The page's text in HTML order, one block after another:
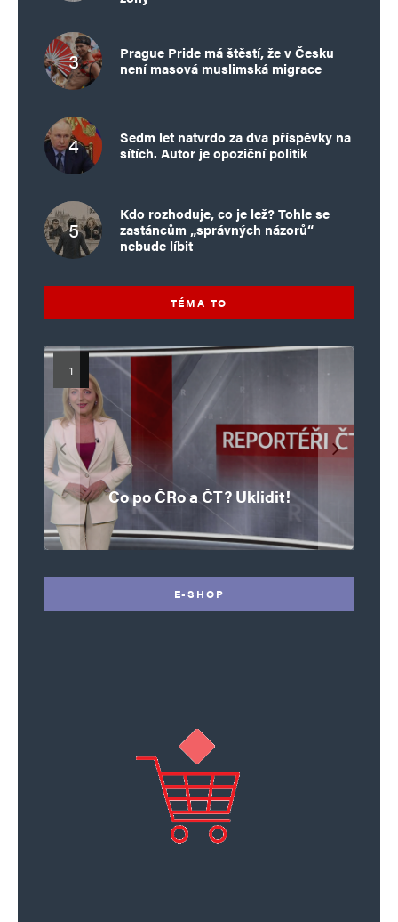
Prague Pride má štěstí, že v Česku
není masová muslimská migrace
Sedm let natvrdo za dva příspěvky na
sítích. Autor je opoziční politik
Kdo rozhoduje, co je lež? Tohle se
zastáncům „správných názorů“
nebude líbit
TÉMA TO
Co po ČRo a ČT? Uklidit!
Islamistický teror v EU, 6. díl:
Brutální poprava 85letého
katolického kněze Jacquese
Hamela
Islamistický teror v EU, 5. díl:
Krvavé oslavy pádu Bastily
v Nice
Mýty o Václavu Klausovi:
Pivo, jazz, hádky, loajalita
i humor. Jakl boří legendy
o bývalém prezidentovi
Vymíráme a politici lžou:
porodnost nezachrání
dotace, byty ani zkrácené
úvazky
Pim Fortuyn: Muž, který se
nestihl stát premiérem
E-SHOP